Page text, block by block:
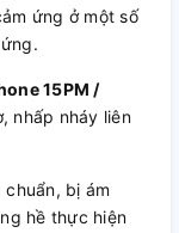
ứng ở một số
15PM /
nhấp nháy liên
bị ám
hề thực hiện